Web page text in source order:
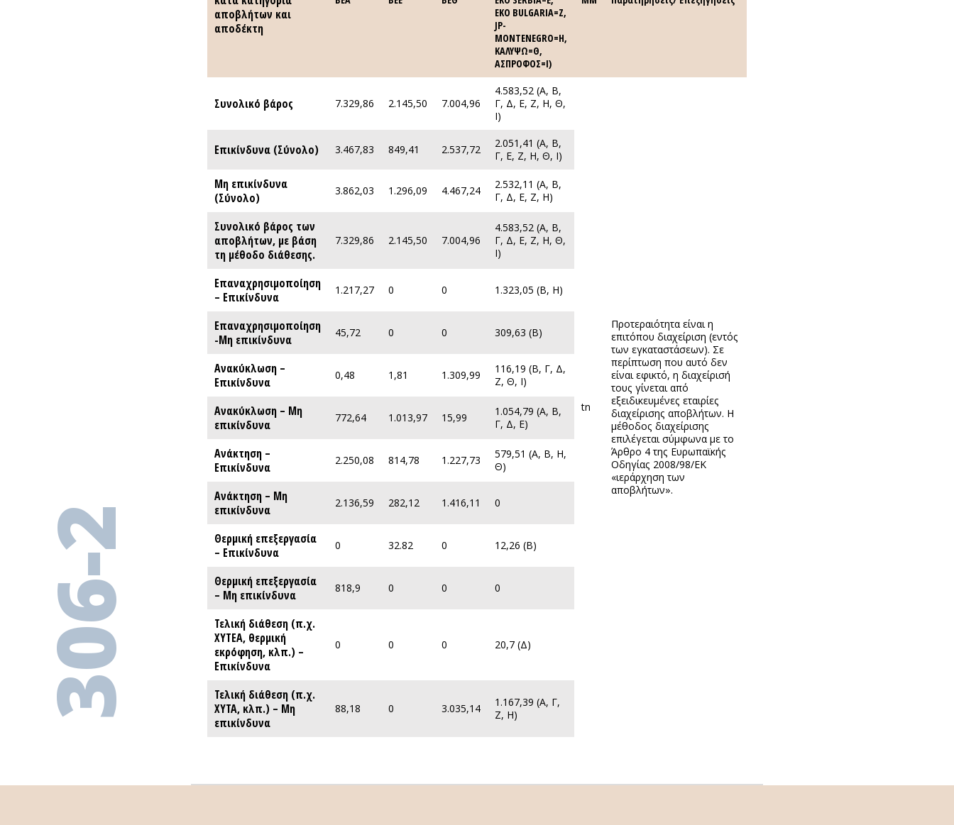
306-2
αποβλήτων και
αποδέκτη
EKO BULGARIA=Ζ,
JP-
MONTENEGRO=H,
ΚΑΛΥΨΩ=Θ,
ΑΣΠΡΟΦΟΣ=Ι)
Συνολικό βάρος 7.329,86 2.145,50 7.004,96
4.583,52 (Α, Β,
Γ, Δ, Ε, Ζ, Η, Θ,
Ι)
tn
Προτεραιότητα είναι η
επιτόπου διαχείριση (εντός
των εγκαταστάσεων). Σε
περίπτωση που αυτό δεν
είναι εφικτό, η διαχείρισή
τους γίνεται από
εξειδικευμένες εταιρίες
διαχείρισης αποβλήτων. Η
μέθοδος διαχείρισης
επιλέγεται σύμφωνα με το
Άρθρο 4 της Ευρωπαϊκής
Οδηγίας 2008/98/ΕΚ
«ιεράρχηση των
αποβλήτων».
Επικίνδυνα (Σύνολο) 3.467,83 849,41 2.537,72
2.051,41 (Α, Β,
Γ, Ε, Ζ, Η, Θ, Ι)
Μη επικίνδυνα
(Σύνολο)
3.862,03 1.296,09 4.467,24
2.532,11 (Α, Β,
Γ, Δ, Ε, Ζ, Η)
Συνολικό βάρος των
αποβλήτων, με βάση
τη μέθοδο διάθεσης.
7.329,86 2.145,50 7.004,96
4.583,52 (Α, Β,
Γ, Δ, Ε, Ζ, Η, Θ,
Ι)
Επαναχρησιμοποίηση
– Επικίνδυνα
1.217,27 0 0 1.323,05 (Β, Η)
Επαναχρησιμοποίηση
-Μη επικίνδυνα
45,72 0 0 309,63 (Β)
Ανακύκλωση –
Επικίνδυνα
0,48 1,81 1.309,99
116,19 (Β, Γ, Δ,
Ζ, Θ, I)
Ανακύκλωση – Μη
επικίνδυνα
772,64 1.013,97 15,99
1.054,79 (A, Β,
Γ, Δ, Ε)
Ανάκτηση –
Επικίνδυνα
2.250,08 814,78 1.227,73
579,51 (Α, Β, Η,
Θ)
Ανάκτηση – Μη
επικίνδυνα
2.136,59 282,12 1.416,11 0
Θερμική επεξεργασία
– Επικίνδυνα
0 32.82 0 12,26 (Β)
Θερμική επεξεργασία
– Μη επικίνδυνα
818,9 0 0 0
Τελική διάθεση (π.χ.
ΧΥΤΕΑ, θερμική
εκρόφηση, κλπ.) –
Επικίνδυνα
0 0 0 20,7 (Δ)
Τελική διάθεση (π.χ.
ΧΥΤΑ, κλπ.) – Μη
επικίνδυνα
88,18 0 3.035,14
1.167,39 (A, Γ,
Ζ, Η)
αποβλήτων και
αποδέκτη
Συνολικό βάρος
Επικίνδυνα (Σύνολο)
Μη επικίνδυνα
(Σύνολο)
Συνολικό βάρος των
αποβλήτων, με βάση
τη μέθοδο διάθεσης.
Επαναχρησιμοποίηση
– Επικίνδυνα
Επαναχρησιμοποίηση
-Μη επικίνδυνα
Ανακύκλωση –
Επικίνδυνα
Ανακύκλωση – Μη
επικίνδυνα
Ανάκτηση –
Επικίνδυνα
Ανάκτηση – Μη
επικίνδυνα
Θερμική επεξεργασία
– Επικίνδυνα
Θερμική επεξεργασία
– Μη επικίνδυνα
Τελική διάθεση (π.χ.
ΧΥΤΕΑ, θερμική
εκρόφηση, κλπ.) –
Επικίνδυνα
Τελική διάθεση (π.χ.
ΧΥΤΑ, κλπ.) – Μη
επικίνδυνα